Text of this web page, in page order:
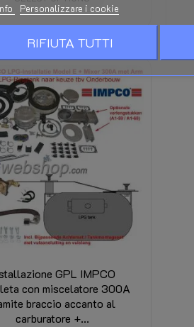
GPL IMPCO
con miscelatore 300A
braccio accanto al
carburatore +...
Personalizzare i cookie
RIFIUTA TUTTI